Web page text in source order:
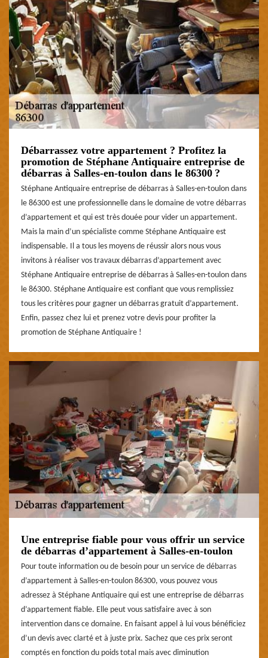
Débarrassez votre appartement ? Profitez la
promotion de Stéphane Antiquaire entreprise de
débarras à Salles-en-toulon dans le 86300 ?
Stéphane Antiquaire entreprise de débarras à Salles-en-toulon dans
le 86300 est une professionnelle dans le domaine de votre débarras
d’appartement et qui est très douée pour vider un appartement.
Mais la main d’un spécialiste comme Stéphane Antiquaire est
indispensable. Il a tous les moyens de réussir alors nous vous
invitons à réaliser vos travaux débarras d’appartement avec
Stéphane Antiquaire entreprise de débarras à Salles-en-toulon dans
le 86300. Stéphane Antiquaire est confiant que vous remplissiez
tous les critères pour gagner un débarras gratuit d’appartement.
Enfin, passez chez lui et prenez votre devis pour profiter la
promotion de Stéphane Antiquaire !
Une entreprise fiable pour vous offrir un service
de débarras d’appartement à Salles-en-toulon
Pour toute information ou de besoin pour un service de débarras
d’appartement à Salles-en-toulon 86300, vous pouvez vous
adressez à Stéphane Antiquaire qui est une entreprise de débarras
d’appartement fiable. Elle peut vous satisfaire avec à son
intervention dans ce domaine. En faisant appel à lui vous bénéficiez
d’un devis avec clarté et à juste prix. Sachez que ces prix seront
comptés en fonction du poids total mais avec diminution